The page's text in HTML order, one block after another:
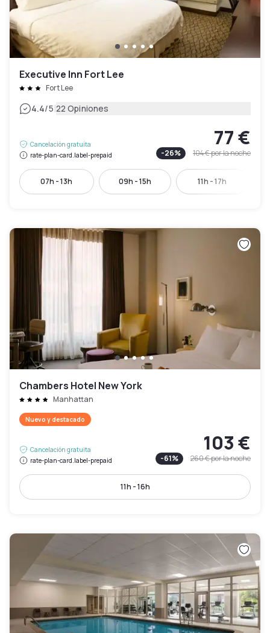
Executive Inn Fort Lee
Fort Lee
4.4/5|22 Opiniones
Cancelación gratuita
rate-plan-card.label-prepaid
77 €
-26% 104 €por la noche
07h - 13h 09h - 15h 11h - 17h
Chambers Hotel New York
Manhattan
Nuevo y destacado
Cancelación gratuita
rate-plan-card.label-prepaid
103 €
-61% 260 €por la noche
11h - 16h